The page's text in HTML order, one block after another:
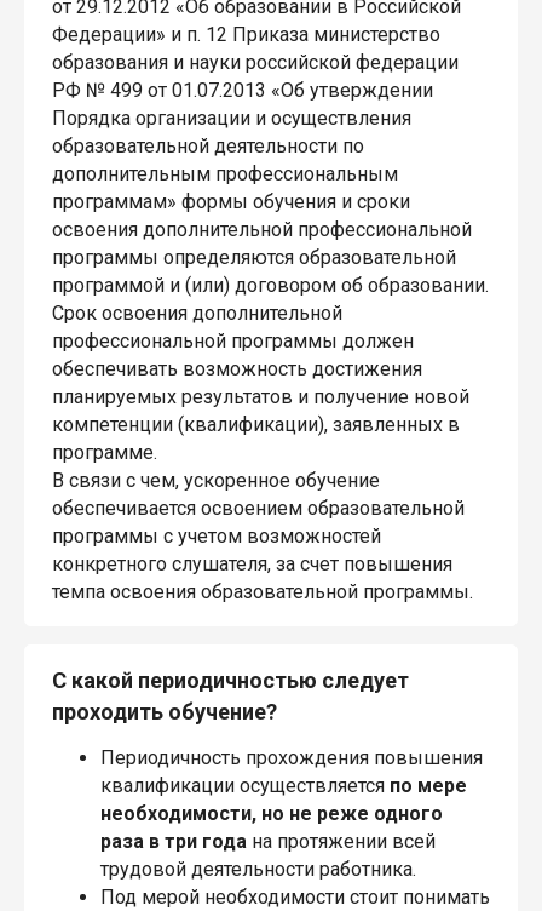
от 29.12.2012 «Об образовании в Российской
Федерации» и п. 12 Приказа министерство
образования и науки российской федерации
РФ № 499 от 01.07.2013 «Об утверждении
Порядка организации и осуществления
образовательной деятельности по
дополнительным профессиональным
программам» формы обучения и сроки
освоения дополнительной профессиональной
программы определяются образовательной
программой и (или) договором об образовании.
Срок освоения дополнительной
профессиональной программы должен
обеспечивать возможность достижения
планируемых результатов и получение новой
компетенции (квалификации), заявленных в
программе.
В связи с чем, ускоренное обучение
обеспечивается освоением образовательной
программы с учетом возможностей
конкретного слушателя, за счет повышения
темпа освоения образовательной программы.
С какой периодичностью следует
проходить обучение?
Периодичность прохождения повышения
квалификации осуществляется по мере
необходимости, но не реже одного
раза в три года на протяжении всей
трудовой деятельности работника.
Под мерой необходимости стоит понимать